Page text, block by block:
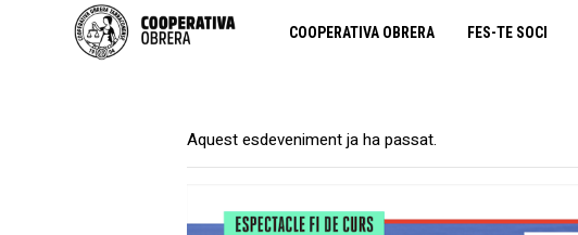
COOPERATIVA OBRERA FES-TE SOCI
Aquest esdeveniment ja ha passat.